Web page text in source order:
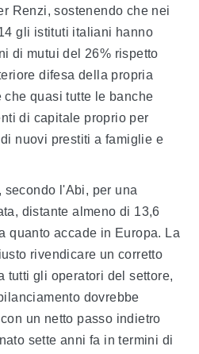
Renzi, sostenendo che nei
gli istituti italiani hanno
di mutui del 26% rispetto
difesa della propria
quasi tutte le banche
di capitale proprio per
nuovi prestiti a famiglie e
l'Abi, per una
distante almeno di 13,6
quanto accade in Europa. La
rivendicare un corretto
tutti gli operatori del settore,
dovrebbe
un netto passo indietro
sette anni fa in termini di